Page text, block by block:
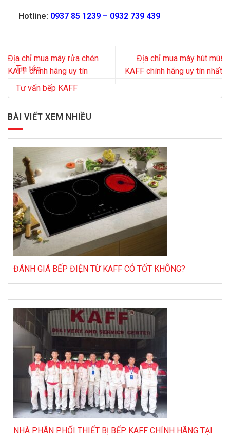
Hotline: 0937 85 1239 – 0932 739 439
Địa chỉ mua máy rửa chén
KAFF chính hãng uy tín
Địa chỉ mua máy hút mùi
KAFF chính hãng uy tín nhất
Tin tức
Tư vấn bếp KAFF
BÀI VIẾT XEM NHIỀU
ĐÁNH GIÁ BẾP ĐIỆN TỪ KAFF CÓ TỐT KHÔNG?
NHÀ PHÂN PHỐI THIẾT BỊ BẾP KAFF CHÍNH HÃNG TẠI